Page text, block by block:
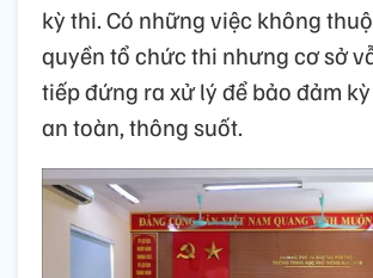
kỳ thi. Có những việc không
quyền tổ chức thi nhưng cơ sở
tiếp đứng ra xử lý để bảo đảm
an toàn, thông suốt.